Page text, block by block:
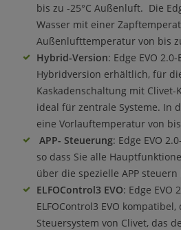
bis zu -25°C Außenluft. Die
Wasser mit einer
Außenlufttemperatur von bis
Hybrid-Version: Edge EVO
Hybridversion erhältlich, für
Kaskadenschaltung mit Clivet-
ideal für zentrale Systeme. In
eine Vorlauftemperatur von
APP- Steuerung: Edge EVO
so dass Sie alle
über die spezielle APP steuern
ELFOControl3 EVO: Edge EVO
ELFOControl3 EVO
Steuersystem von Clivet, das